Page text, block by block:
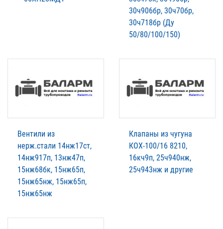
30ч906бр, 30ч70бр,
30ч718бр (Ду
50/80/100/150)
Вентили из
нерж.стали 14нж17ст,
14нж917п, 13нж47п,
15нж68бк, 15нж65п,
15нж65нж, 15нж65п,
15нж65нж
Клапаны из чугуна
КОХ-100/16 8210,
16кч9п, 25ч940нж,
25ч943нж и другие